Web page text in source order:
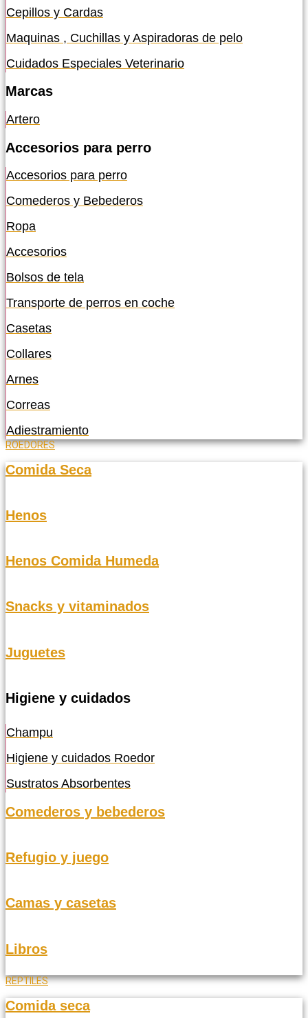
Cepillos y Cardas
Maquinas , Cuchillas y Aspiradoras de pelo
Cuidados Especiales Veterinario
Marcas
Artero
Accesorios para perro
Accesorios para perro
Comederos y Bebederos
Ropa
Accesorios
Bolsos de tela
Transporte de perros en coche
Casetas
Collares
Arnes
Correas
Adiestramiento
ROEDORES
Comida Seca
Henos
Henos Comida Humeda
Snacks y vitaminados
Juguetes
Higiene y cuidados
Champu
Higiene y cuidados Roedor
Sustratos Absorbentes
Comederos y bebederos
Refugio y juego
Camas y casetas
Libros
REPTILES
Comida seca